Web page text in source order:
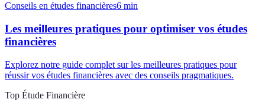
Conseils en études financières6 min
Les meilleures pratiques pour optimiser vos études
financières
Explorez notre guide complet sur les meilleures pratiques pour
réussir vos études financières avec des conseils pragmatiques.
Top Étude Financière